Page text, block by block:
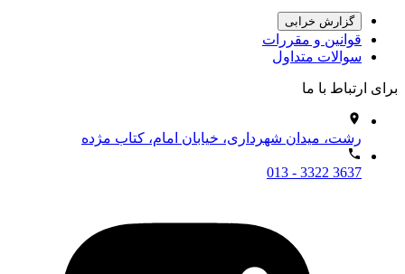
گزارش خرابی
قوانین و مقررات
سوالات متداول
برای ارتباط با ما
رشت، میدان شهرداری، خیابان امام، کتاب مژده
013 - 3322 3637